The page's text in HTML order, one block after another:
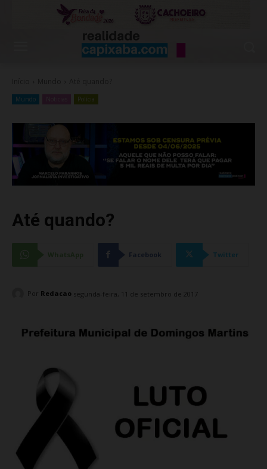
Mundo Polícia
Até quando?
Facebook Twitter
Por Redacao segunda-feira, 11 de setembro de 2017